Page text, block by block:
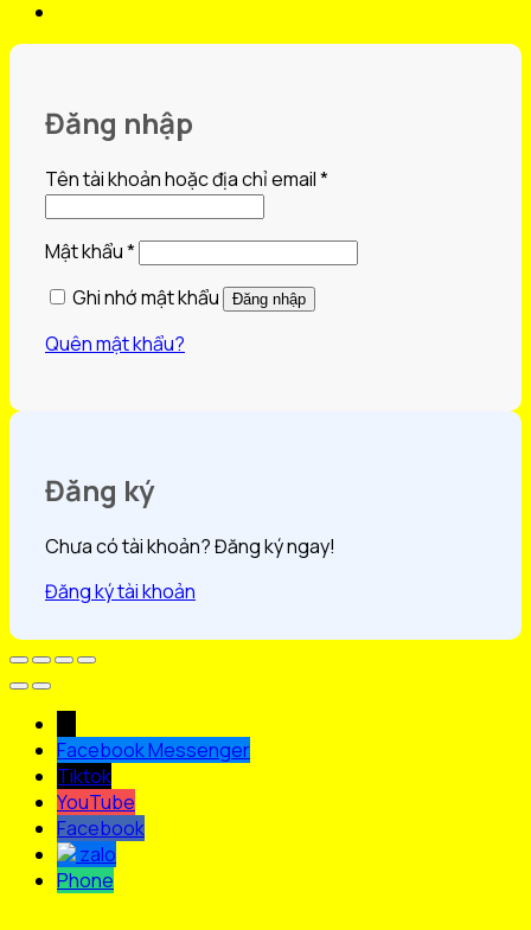
Đăng nhập
Tên tài khoản hoặc địa chỉ email*Bắt
Mật khẩu*Bắt
Ghi nhớ mật khẩu
Đăng nhập
Quên mật khẩu?
Đăng ký
Chưa có tài khoản? Đăng ký ngay!
Đăng ký tài khoản
Facebook Messenger
Tiktok
YouTube
Facebook
zalo
Phone